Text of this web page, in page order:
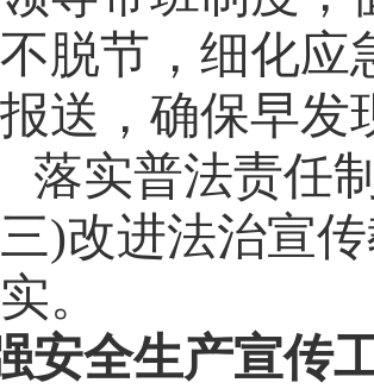
脱节，细化应
送，确保早发
落实普法责任
)改进法治宣
。
安全生产宣传